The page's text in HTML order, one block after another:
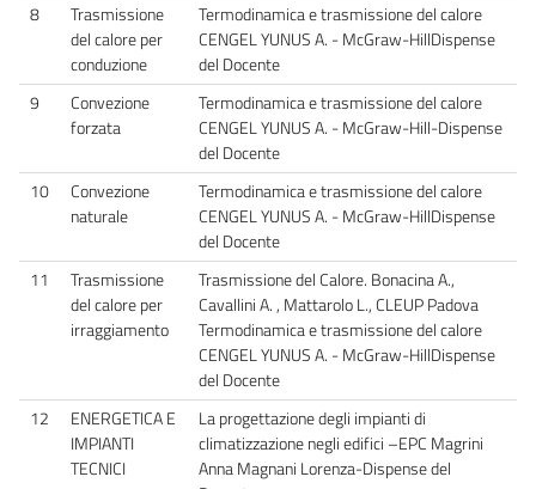
8
Trasmissione
del calore per
conduzione
Termodinamica e trasmissione del calore
CENGEL YUNUS A. - McGraw-HillDispense
del Docente
9
Convezione
forzata
Termodinamica e trasmissione del calore
CENGEL YUNUS A. - McGraw-Hill-Dispense
del Docente
10
Convezione
naturale
Termodinamica e trasmissione del calore
CENGEL YUNUS A. - McGraw-HillDispense
del Docente
11
Trasmissione
del calore per
irraggiamento
Trasmissione del Calore. Bonacina A.,
Cavallini A. , Mattarolo L., CLEUP Padova
Termodinamica e trasmissione del calore
CENGEL YUNUS A. - McGraw-HillDispense
del Docente
12
ENERGETICA E
IMPIANTI
TECNICI
La progettazione degli impianti di
climatizzazione negli edifici –EPC Magrini
Anna Magnani Lorenza-Dispense del